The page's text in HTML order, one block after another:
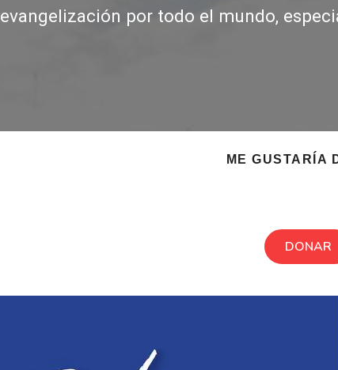
evangelización por todo el mundo,
ME GUSTARÍA
DONAR